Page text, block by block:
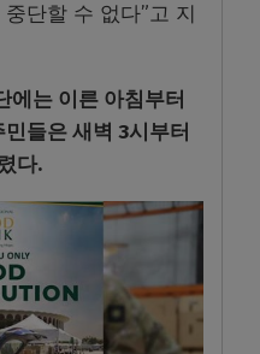
단할 수 없다”고 지
에는 이른 아침부터
들은 새벽 3시부터
다.